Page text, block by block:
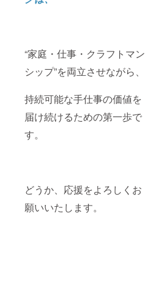
“家庭・仕事・クラフトマン
シップ”を両立させながら、
持続可能な手仕事の価値を
届け続けるための第一歩で
す。
どうか、応援をよろしくお
願いいたします。